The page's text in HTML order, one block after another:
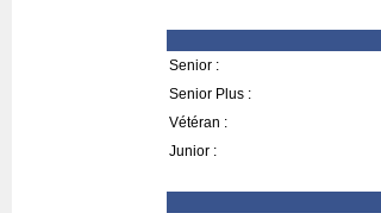
Senior :
Senior Plus :
Vétéran :
Junior :